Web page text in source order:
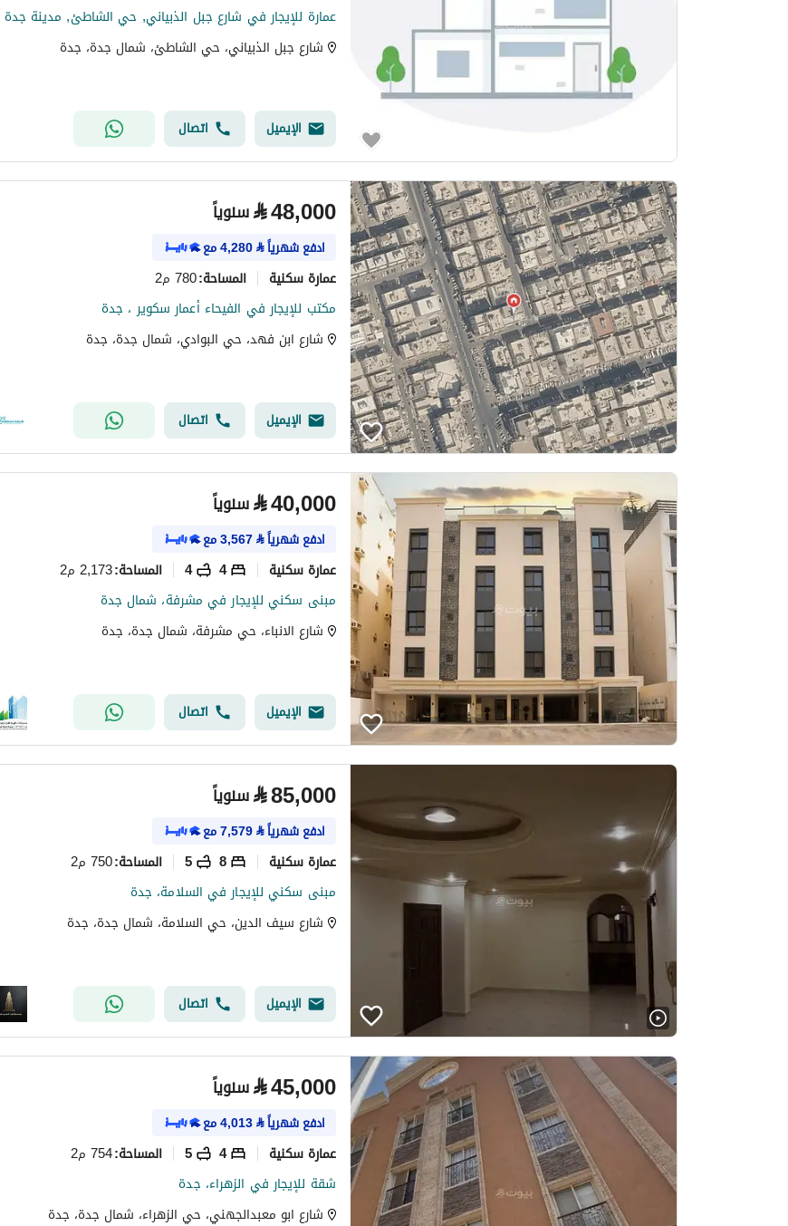
عمارة للإيجار في شارع جبل الذبياني, حي الشاطئ, مدينة جدة
شارع جبل الذبياني، حي الشاطئ، شمال جدة، جدة
الإيميل اتصال
⃁48,000 سنوياً
ادفع شهرياً⃁
4,280مع
عمارة سكنية المساحة:780 م2
مكتب للإيجار في الفيحاء أعمار سكوير ، جدة
شارع ابن فهد، حي البوادي، شمال جدة، جدة
الإيميل اتصال
⃁40,000 سنوياً
ادفع شهرياً⃁
3,567مع
عمارة سكنية 4
4 المساحة:2,173 م2
مبنى سكني للإيجار في مشرفة، شمال جدة
شارع الانباء، حي مشرفة، شمال جدة، جدة
الإيميل اتصال
⃁85,000 سنوياً
ادفع شهرياً⃁
7,579مع
عمارة سكنية 8
5 المساحة:750 م2
مبنى سكني للإيجار في السلامة، جدة
شارع سيف الدين، حي السلامة، شمال جدة، جدة
الإيميل اتصال
⃁45,000 سنوياً
ادفع شهرياً⃁
4,013مع
عمارة سكنية 4
5 المساحة:754 م2
شقة للإيجار في الزهراء، جدة
شارع ابو معبدالجهني، حي الزهراء، شمال جدة، جدة